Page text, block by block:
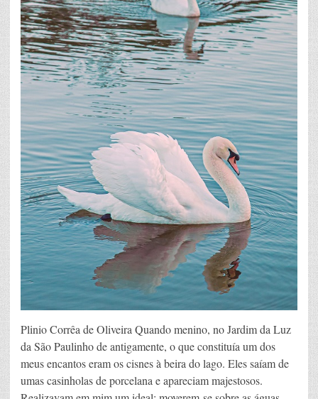
Plinio Corrêa de Oliveira Quando menino, no Jardim da Luz
da São Paulinho de antigamente, o que constituía um dos
meus encantos eram os cisnes à beira do lago. Eles saíam de
umas casinholas de porcelana e apareciam majestosos.